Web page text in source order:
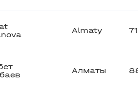
Almaty
Алматы